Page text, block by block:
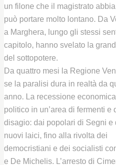
un filone che il magistrato
può portare molto lontano. Da
a Marghera, lungo gli stessi
capitolo, hanno svelato la
del sottopotere.
Da quattro mesi la Regione
se la paralisi dura in realtà da
anno. La recessione
politico in un’area di fermenti e
disagio: dai popolari di Segni e
nuovi laici, fino alla rivolta dei
democristiani e dei socialisti
e De Michelis. L’arresto di